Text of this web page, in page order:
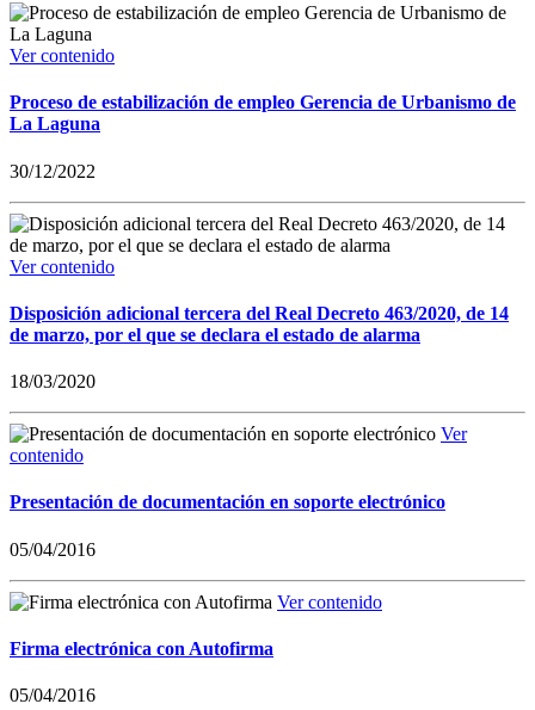
Ver contenido
Proceso de estabilización de empleo Gerencia de Urbanismo de
La Laguna
30/12/2022
Ver contenido
Disposición adicional tercera del Real Decreto 463/2020, de 14
de marzo, por el que se declara el estado de alarma
18/03/2020
Ver
contenido
Presentación de documentación en soporte electrónico
05/04/2016
Ver contenido
Firma electrónica con Autofirma
05/04/2016